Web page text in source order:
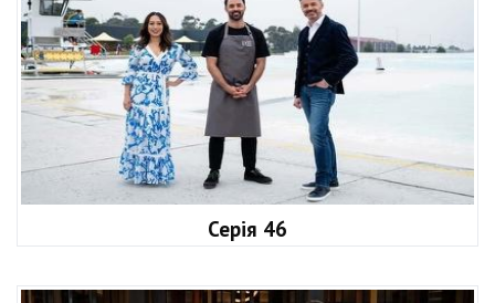
Серія 46